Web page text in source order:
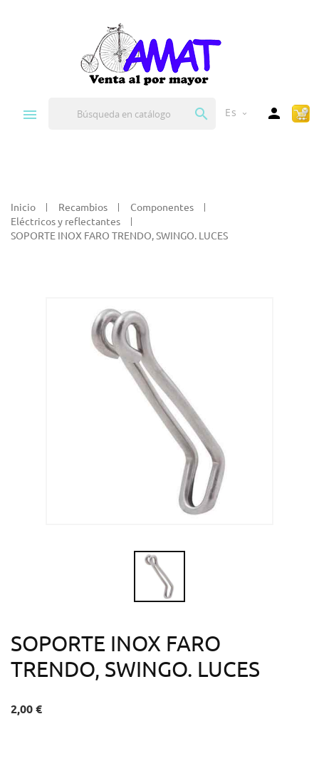
 Es expand_more 
Inicio Recambios
Componentes
Eléctricos y reflectantes
SOPORTE INOX FARO TRENDO, SWINGO. LUCES
SOPORTE INOX FARO
TRENDO, SWINGO. LUCES
2,00 €